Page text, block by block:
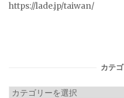
https://lade.jp/taiwan/
カテ
カ